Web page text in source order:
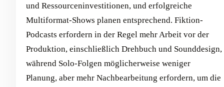
und Ressourceninvestitionen, und erfolgreiche
Multiformat-Shows planen entsprechend. Fiktion-
Podcasts erfordern in der Regel mehr Arbeit vor der
Produktion, einschließlich Drehbuch und Sounddesign,
während Solo-Folgen möglicherweise weniger
Planung, aber mehr Nachbearbeitung erfordern, um die